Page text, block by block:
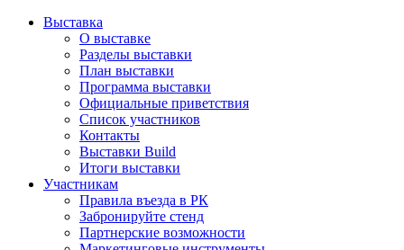
Выставка
О выставке
Разделы выставки
План выставки
Программа выставки
Официальные приветствия
Cписок участников
Контакты
Выставки Build
Итоги выставки
Участникам
Правила въезда в РК
Забронируйте стенд
Партнерские возможности